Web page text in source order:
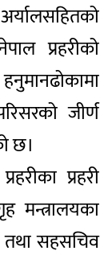
प्रहरीको
जीर्ण
छ।
प्रहरी
मन्त्रालयका
तथा सहसचिव